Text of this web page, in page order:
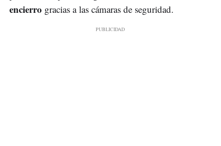
encierro gracias a las cámaras de seguridad.